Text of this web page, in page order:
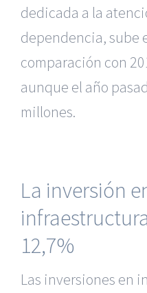
dedicada a la
dependencia, sube
comparación con
aunque el año
millones.
La inversión
12,7%
Las inversiones en